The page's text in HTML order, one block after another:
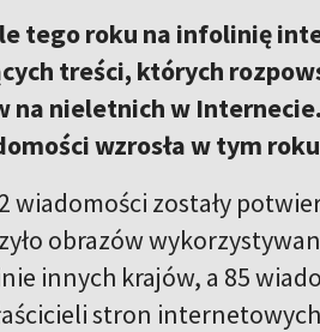
tego roku na infolinię
treści, których
na nieletnich w
wzrosła w tym
wiadomości zostały
obrazów
innych krajów, a 85
stron